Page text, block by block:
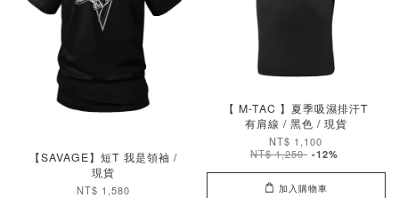
【SAVAGE】短T 我是領袖 /
現貨
NT$ 1,580
【 M-TAC 】夏季吸濕排汗T
有肩線 / 黑色 / 現貨
NT$ 1,100
NT$ 1,250 -12%
加入購物車